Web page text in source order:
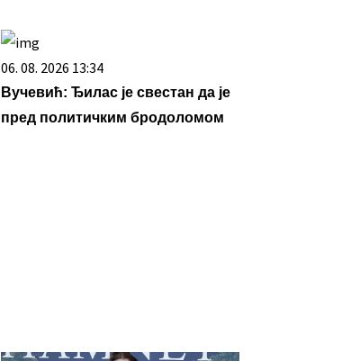
06. 08. 2026 13:34
Вучевић: Ђилас је свестан да је
пред политичким бродоломом